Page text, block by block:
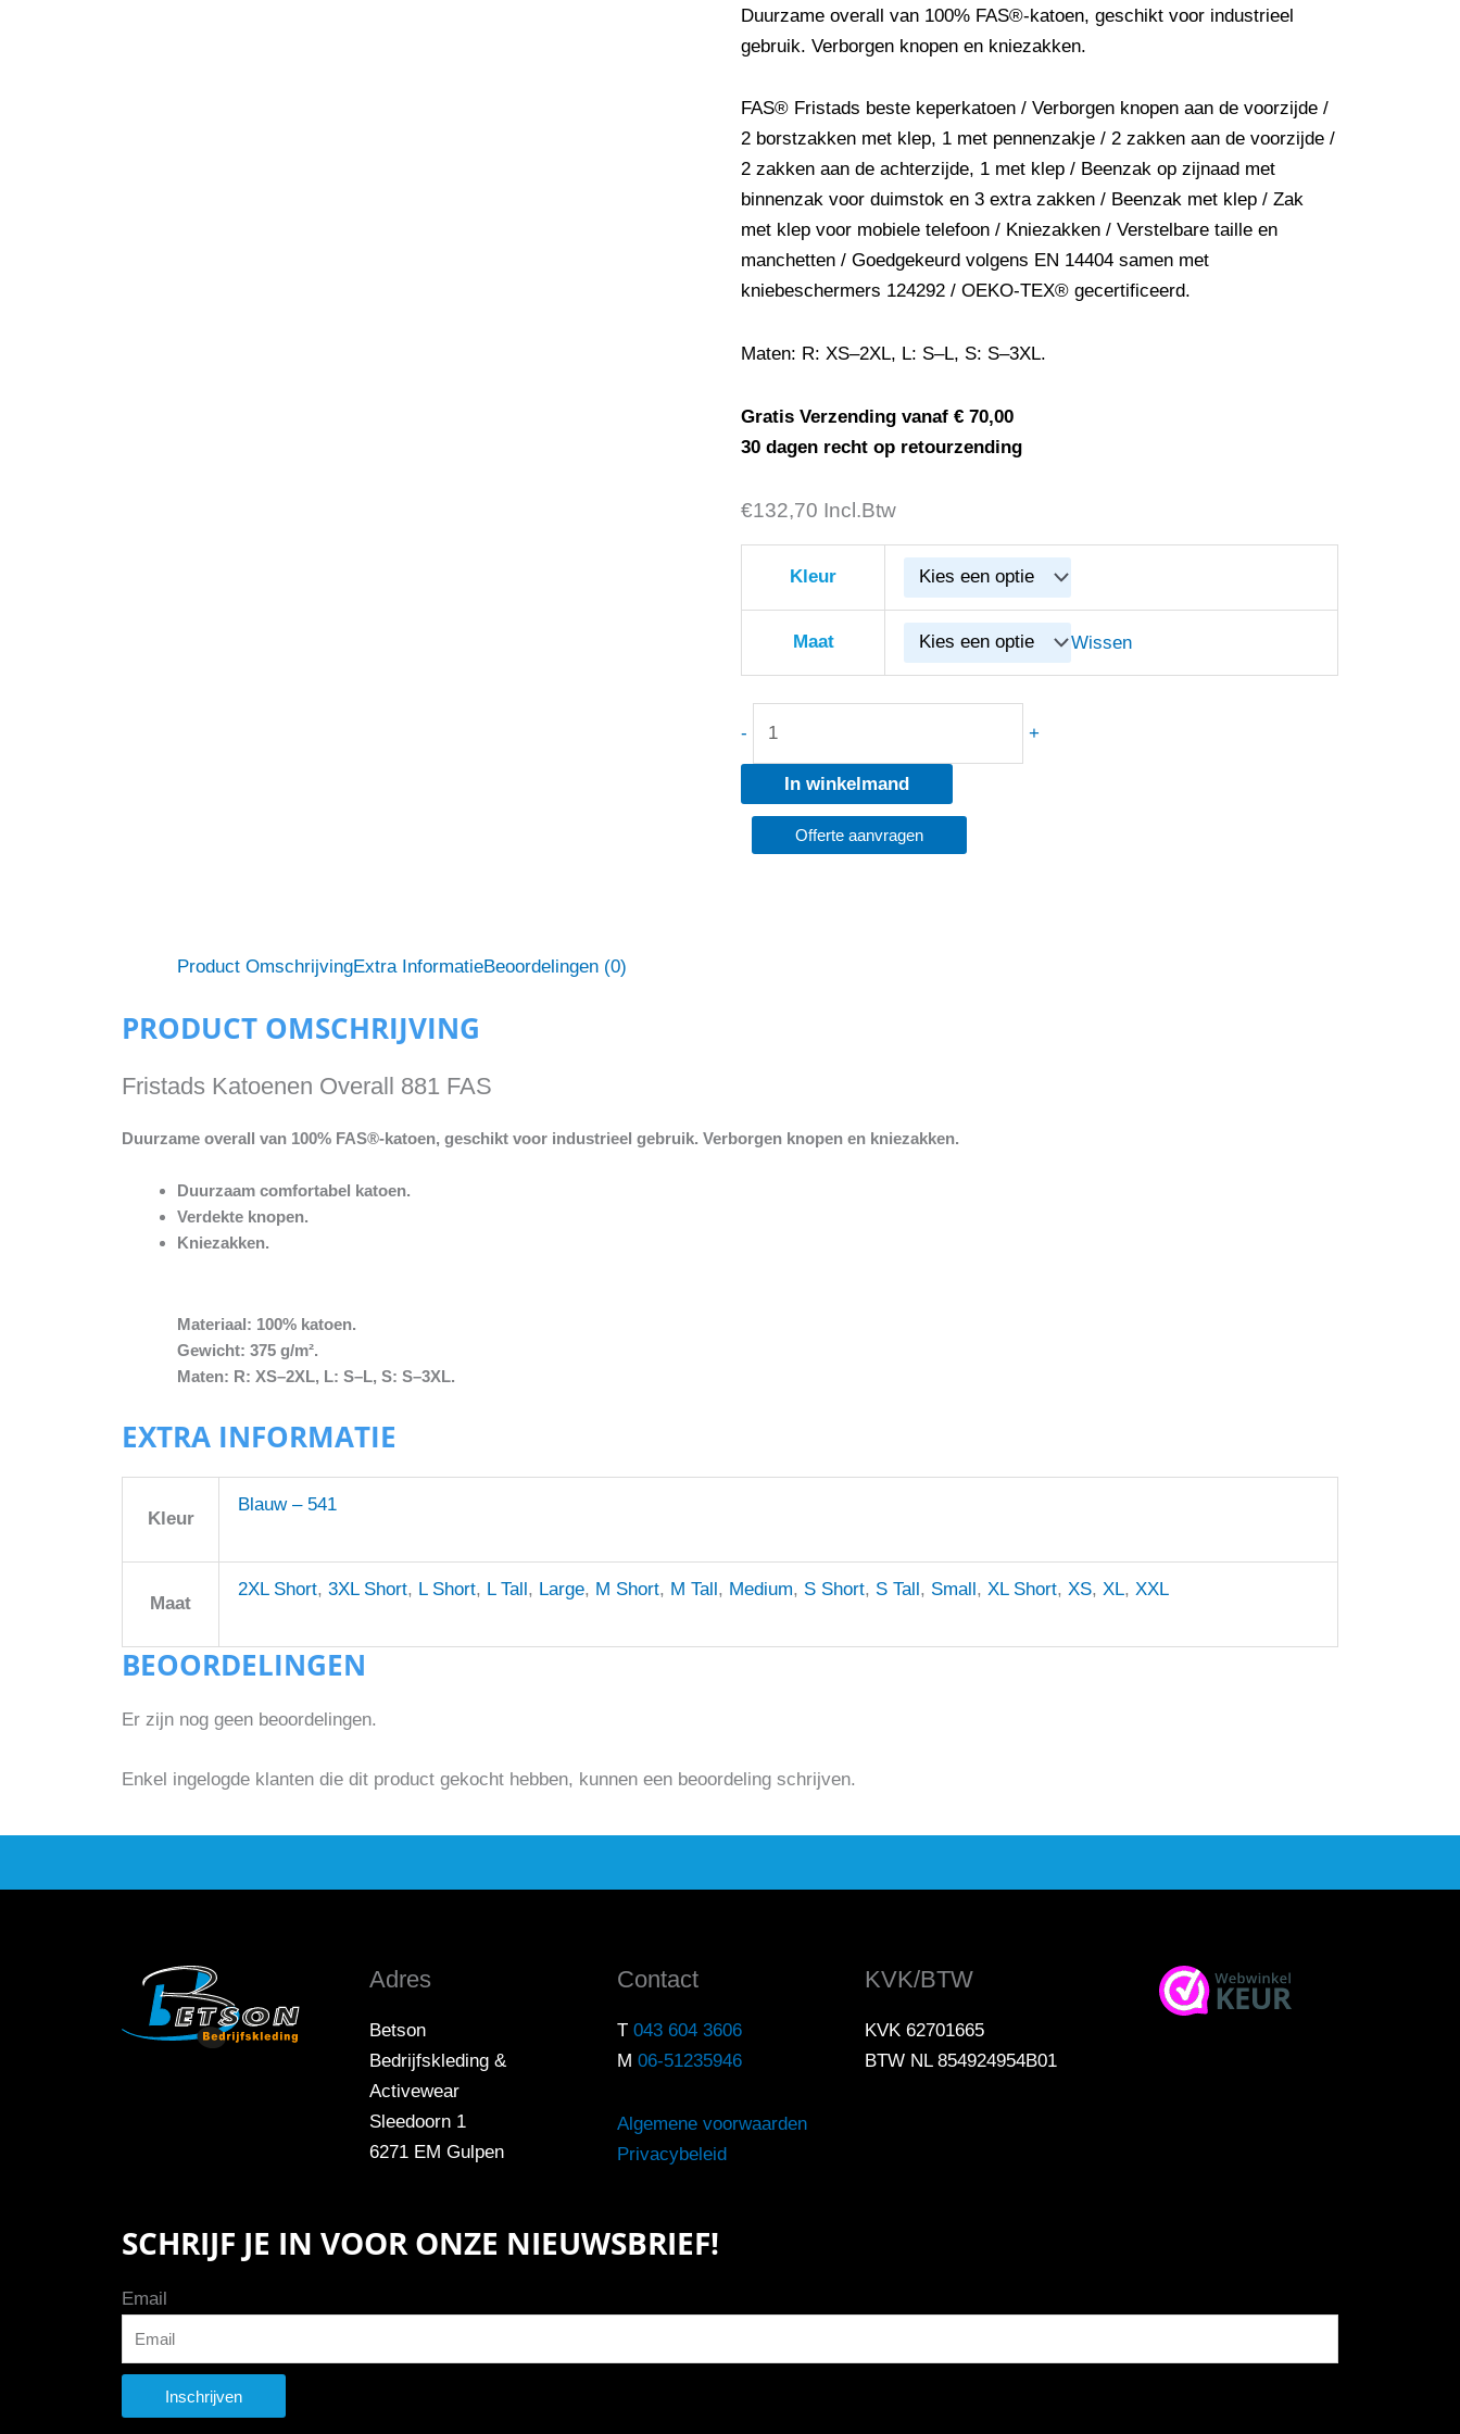
Duurzame overall van 100% FAS®-katoen, geschikt voor industrieel
gebruik. Verborgen knopen en kniezakken.
FAS® Fristads beste keperkatoen / Verborgen knopen aan de voorzijde /
2 borstzakken met klep, 1 met pennenzakje / 2 zakken aan de voorzijde /
2 zakken aan de achterzijde, 1 met klep / Beenzak op zijnaad met
binnenzak voor duimstok en 3 extra zakken / Beenzak met klep / Zak
met klep voor mobiele telefoon / Kniezakken / Verstelbare taille en
manchetten / Goedgekeurd volgens EN 14404 samen met
kniebeschermers 124292 / OEKO-TEX® gecertificeerd.
Maten: R: XS–2XL, L: S–L, S: S–3XL.
Gratis Verzending vanaf € 70,00
30 dagen recht op retourzending
€132,70 Incl.Btw
Kleur
Maat Wissen
-
Fristads
Overall
+
In winkelmand
Offerte aanvragen
Product OmschrijvingExtra InformatieBeoordelingen (0)
PRODUCT OMSCHRIJVING
Fristads Katoenen Overall 881 FAS
Duurzame overall van 100% FAS®-katoen, geschikt voor industrieel gebruik. Verborgen knopen en kniezakken.
Duurzaam comfortabel katoen.
Verdekte knopen.
Kniezakken.
Materiaal: 100% katoen.
Gewicht: 375 g/m².
Maten: R: XS–2XL, L: S–L, S: S–3XL.
EXTRA INFORMATIE
Kleur
Blauw – 541
Maat
2XL Short, 3XL Short, L Short, L Tall, Large, M Short, M Tall, Medium, S Short, S Tall, Small, XL Short, XS, XL, XXL
BEOORDELINGEN
Er zijn nog geen beoordelingen.
Enkel ingelogde klanten die dit product gekocht hebben, kunnen een beoordeling schrijven.
Adres
Betson
Bedrijfskleding &
Activewear
Sleedoorn 1
6271 EM Gulpen
Contact
T 043 604 3606
M 06-51235946
Algemene voorwaarden
Privacybeleid
KVK/BTW
KVK 62701665
BTW NL 854924954B01
SCHRIJF JE IN VOOR ONZE NIEUWSBRIEF!
Email
Inschrijven